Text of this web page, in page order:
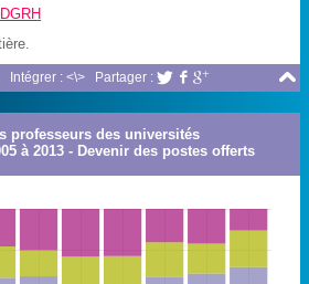

Intégrer : <\> Partager :   
professeurs des universités
à 2013 - Devenir des postes offerts